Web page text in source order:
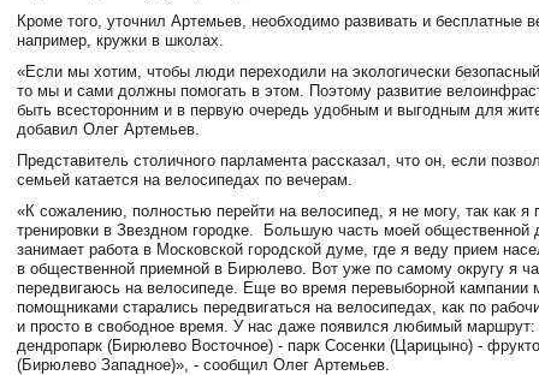
Кроме того, уточнил Артемьев, необходимо развивать и бесплатные
например, кружки в школах.
«Если мы хотим, чтобы люди переходили на экологически
то мы и сами должны помогать в этом. Поэтому развитие
быть всесторонним и в первую очередь удобным и выгодным для
добавил Олег Артемьев.
Представитель столичного парламента рассказал, что он, если
семьей катается на велосипедах по вечерам.
«К сожалению, полностью перейти на велосипед, я не могу, так как
тренировки в Звездном городке. Большую часть моей общественной
занимает работа в Московской городской думе, где я веду прием
в общественной приемной в Бирюлево. Вот уже по самому округу я
передвигаюсь на велосипеде. Еще во время перевыборной
помощниками старались передвигаться на велосипедах, как по
и просто в свободное время. У нас даже появился любимый
дендропарк (Бирюлево Восточное) - парк Сосенки (Царицыно) -
(Бирюлево Западное)», - сообщил Олег Артемьев.